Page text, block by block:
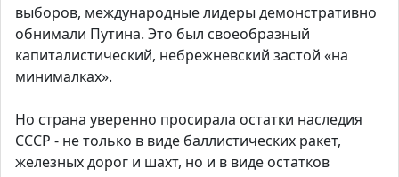
выборов, международные лидеры демонстративно
обнимали Путина. Это был своеобразный
капиталистический, небрежневский застой «на
минималках».
Но страна уверенно просирала остатки наследия
СССР - не только в виде баллистических ракет,
железных дорог и шахт, но и в виде остатков